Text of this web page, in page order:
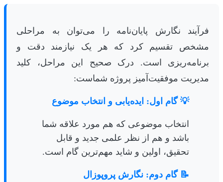
فرآیند نگارش پایان‌نامه را می‌توان به مراحلی
مشخص تقسیم کرد که هر یک نیازمند دقت و
برنامه‌ریزی است. درک صحیح این مراحل، کلید
مدیریت موفقیت‌آمیز پروژه شماست:
💡 گام اول: ایده‌یابی و انتخاب موضوع
انتخاب موضوعی که هم مورد علاقه شما
باشد و هم از نظر علمی جدید و قابل
تحقیق، اولین و شاید مهم‌ترین گام است.
📝 گام دوم: نگارش پروپوزال